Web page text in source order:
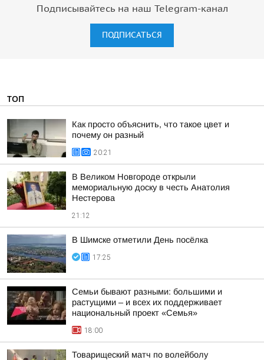
Подписывайтесь на наш Telegram-канал
ПОДПИСАТЬСЯ
ТОП
Как просто объяснить, что такое цвет и
почему он разный
20:21
В Великом Новгороде открыли
мемориальную доску в честь Анатолия
Нестерова
21:12
В Шимске отметили День посёлка
17:25
Семьи бывают разными: большими и
растущими – и всех их поддерживает
национальный проект «Семья»
18:00
Товарищеский матч по волейболу